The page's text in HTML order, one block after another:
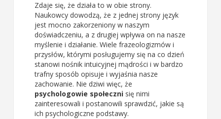
Zdaje się, że działa to w obie strony.
Naukowcy dowodzą, że z jednej strony język
jest mocno zakorzeniony w naszym
doświadczeniu, a z drugiej wpływa on na nasze
myślenie i działanie. Wiele frazeologizmów i
przysłów, którymi posługujemy się na co dzień
stanowi nośnik intuicyjnej mądrości i w bardzo
trafny sposób opisuje i wyjaśnia nasze
zachowanie. Nie dziwi więc, że
psychologowie społeczni się nimi
zainteresowali i postanowili sprawdzić, jakie są
ich psychologiczne podstawy.